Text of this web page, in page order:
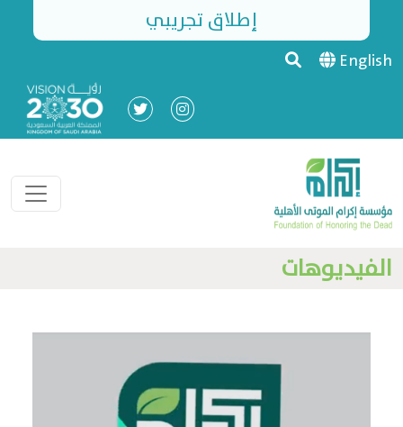
English
إطلاق تجريبي
الفيديوهات